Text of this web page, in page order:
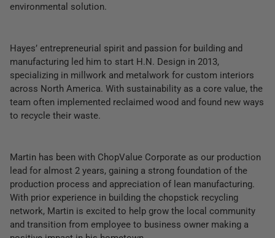
environmental solution.
Hayes’ entrepreneurial spirit and passion for building and
manufacturing led him to start H.N. Design in 2013,
specializing in millwork and metalwork for custom interiors
across North America. With sustainability as a core value, the
team often implemented reclaimed wood and found new ways
to recycle their waste.
Martin has been with ChopValue Corporate as our production
lead for almost 2 years, gaining a strong foundation of the
production process and appreciation of lean manufacturing.
With prior experience in building the chopstick recycling
network, Martin is excited to help grow the local community
and transition from employee to business owner making a